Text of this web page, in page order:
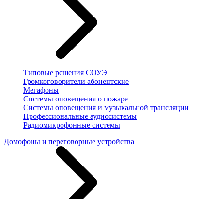
Типовые решения СОУЭ
Громкоговорители абонентские
Мегафоны
Системы оповещения о пожаре
Системы оповещения и музыкальной трансляции
Профессиональные аудиосистемы
Радиомикрофонные системы
Домофоны и переговорные устройства